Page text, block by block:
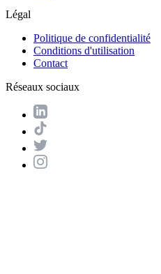
Légal
Politique de confidentialité
Conditions d'utilisation
Contact
Réseaux sociaux